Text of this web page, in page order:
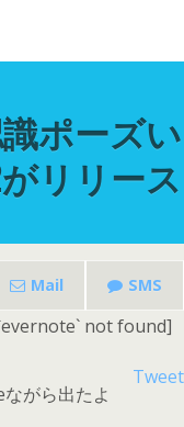
ポーズい
リリース
Mail SMS
not found]
Tweet
がら出たよ